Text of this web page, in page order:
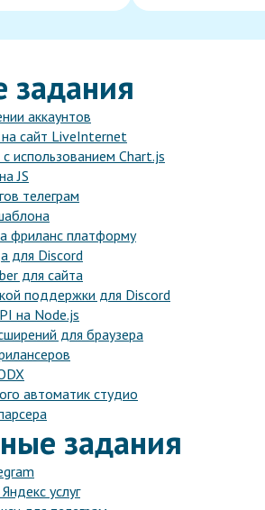
задания
аккаунтов
сайт LiveInternet
использованием Chart.js
JS
телеграм
фриланс платформу
для Discord
для сайта
поддержки для Discord
на Node.js
для браузера
автоматик студио
задания
услуг